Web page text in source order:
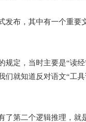
发布，其中有一个重要
规定，当时主要是“读
们就知道反对语文“工
了第二个逻辑推理，就